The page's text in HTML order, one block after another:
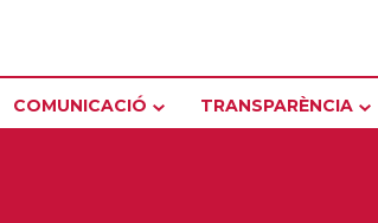
COMUNICACIÓ TRANSPARÈNCIA